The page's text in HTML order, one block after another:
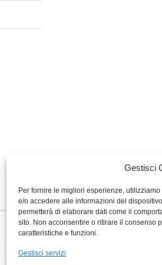
Gestisci
Per fornire le migliori esperienze,
e/o accedere alle informazioni del
permetterà di elaborare dati come il
sito. Non acconsentire o ritirare il consenso
caratteristiche e funzioni.
Gestisci servizi
MIGROS TICINO